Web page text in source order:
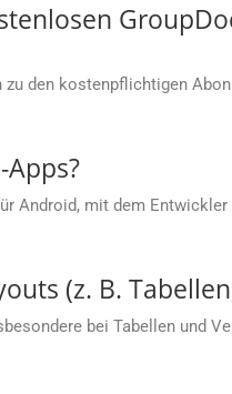
den kostenpflichtigen
Android, mit dem
(z. B.
bei Tabellen und